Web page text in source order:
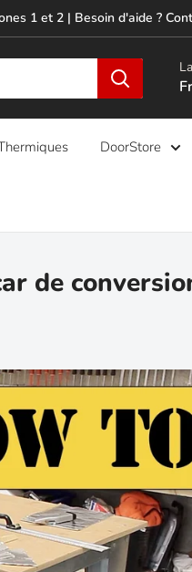
1 et 2 | Besoin d'aide ?
DoorStore
de